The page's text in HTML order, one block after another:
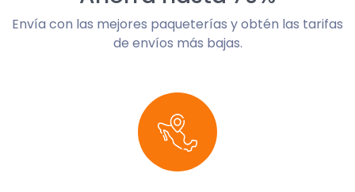
Envía con las mejores paqueterías y obtén las tarifas
de envíos más bajas.